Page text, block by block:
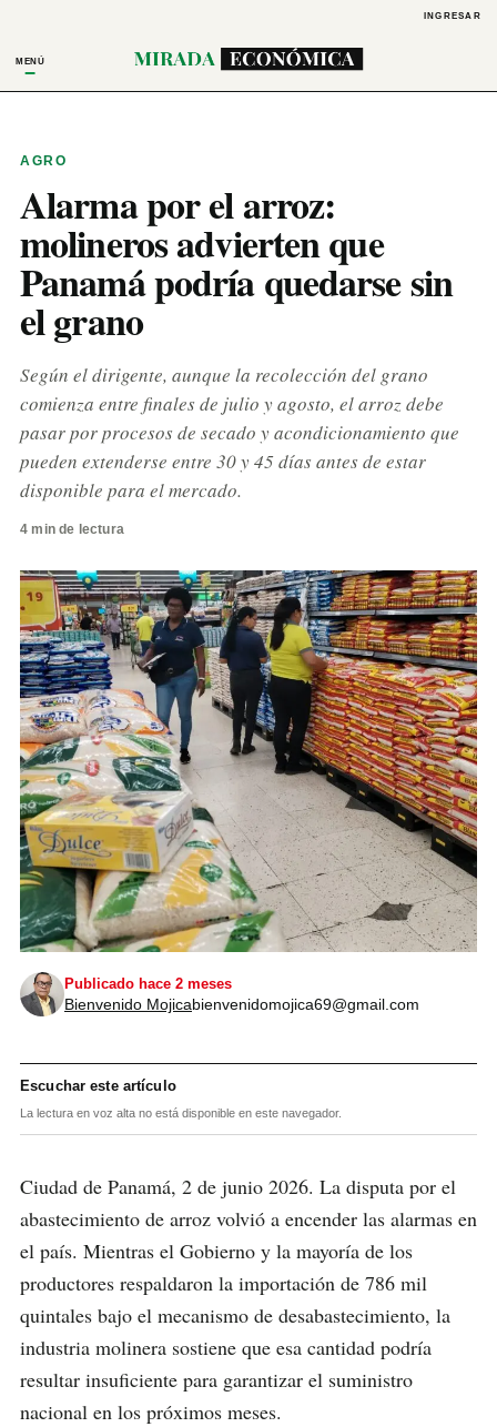
INGRESAR
MENÚ
AGRO
Alarma por el arroz:
molineros advierten que
Panamá podría quedarse sin
el grano
Según el dirigente, aunque la recolección del grano
comienza entre finales de julio y agosto, el arroz debe
pasar por procesos de secado y acondicionamiento que
pueden extenderse entre 30 y 45 días antes de estar
disponible para el mercado.
4 min de lectura
Publicado hace 2 meses
Bienvenido Mojicabienvenidomojica69@gmail.com
Escuchar este artículo
La lectura en voz alta no está disponible en este navegador.
Ciudad de Panamá, 2 de junio 2026. La disputa por el
abastecimiento de arroz volvió a encender las alarmas en
el país. Mientras el Gobierno y la mayoría de los
productores respaldaron la importación de 786 mil
quintales bajo el mecanismo de desabastecimiento, la
industria molinera sostiene que esa cantidad podría
resultar insuficiente para garantizar el suministro
nacional en los próximos meses.